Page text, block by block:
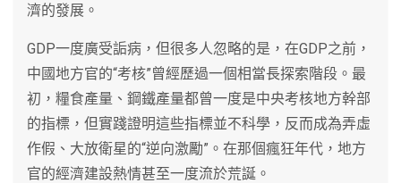
濟的發展。
GDP一度廣受詬病，但很多人忽略的是，在GDP之前，
中國地方官的“考核”曾經歷過一個相當長探索階段。最
初，糧食產量、鋼鐵產量都曾一度是中央考核地方幹部
的指標，但實踐證明這些指標並不科學，反而成為弄虛
作假、大放衛星的“逆向激勵”。在那個瘋狂年代，地方
官的經濟建設熱情甚至一度流於荒誕。